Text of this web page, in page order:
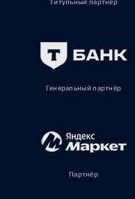
Титульный партнёр
Генеральный партнёр
Партнёр